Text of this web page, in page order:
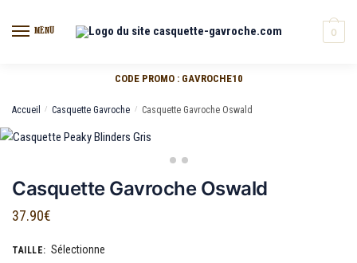
MENU 0
CODE PROMO : GAVROCHE10
Accueil / Casquette Gavroche / Casquette Gavroche Oswald
Casquette Gavroche Oswald
37.90€
TAILLE: Sélectionne